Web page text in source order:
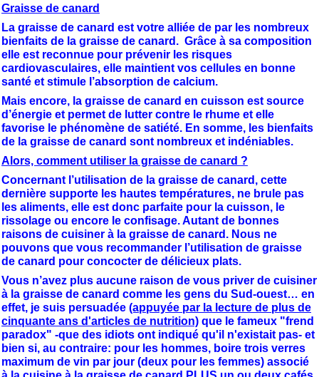
Graisse de canard
La graisse de canard est votre alliée de par les nombreux
bienfaits de la graisse de canard. Grâce à sa composition
elle est reconnue pour prévenir les risques
cardiovasculaires, elle maintient vos cellules en bonne
santé et stimule l’absorption de calcium.
Mais encore, la graisse de canard en cuisson est source
d’énergie et permet de lutter contre le rhume et elle
favorise le phénomène de satiété. En somme, les bienfaits
de la graisse de canard sont nombreux et indéniables.
Alors, comment utiliser la graisse de canard ?
Concernant l’utilisation de la graisse de canard, cette
dernière supporte les hautes températures, ne brule pas
les aliments, elle est donc parfaite pour la cuisson, le
rissolage ou encore le confisage. Autant de bonnes
raisons de cuisiner à la graisse de canard. Nous ne
pouvons que vous recommander l’utilisation de graisse
de canard pour concocter de délicieux plats.
Vous n’avez plus aucune raison de vous priver de cuisiner
à la graisse de canard comme les gens du Sud-ouest… en
effet, je suis persuadée (appuyée par la lecture de plus de
cinquante ans d'articles de nutrition) que le fameux "frend
paradox" -que des idiots ont indiqué qu'il n'existait pas- et
bien si, au contraire: pour les hommes, boire trois verres
maximum de vin par jour (deux pour les femmes) associé